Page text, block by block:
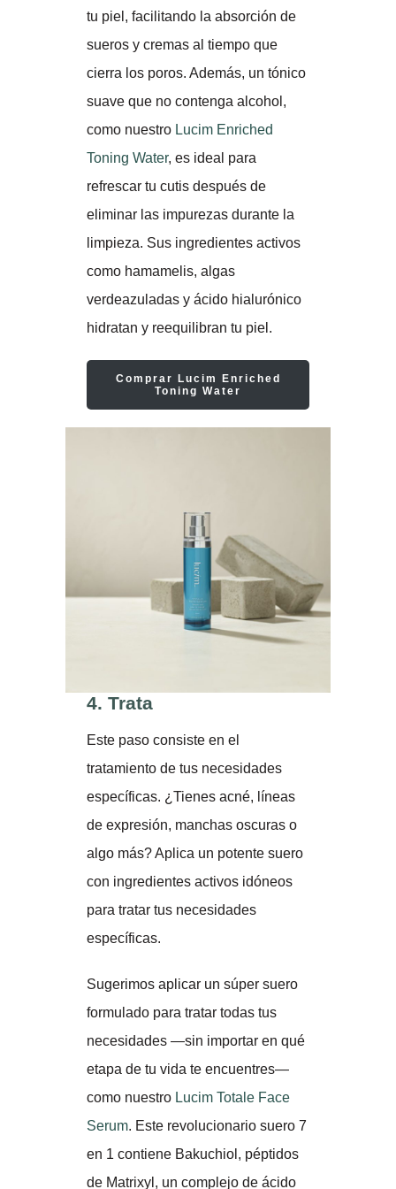
tu piel, facilitando la absorción de
sueros y cremas al tiempo que
cierra los poros. Además, un tónico
suave que no contenga alcohol,
como nuestro Lucim Enriched
Toning Water, es ideal para
refrescar tu cutis después de
eliminar las impurezas durante la
limpieza. Sus ingredientes activos
como hamamelis, algas
verdeazuladas y ácido hialurónico
hidratan y reequilibran tu piel.
Comprar Lucim Enriched
Toning Water
4. Trata
Este paso consiste en el
tratamiento de tus necesidades
específicas. ¿Tienes acné, líneas
de expresión, manchas oscuras o
algo más? Aplica un potente suero
con ingredientes activos idóneos
para tratar tus necesidades
específicas.
Sugerimos aplicar un súper suero
formulado para tratar todas tus
necesidades —sin importar en qué
etapa de tu vida te encuentres—
como nuestro Lucim Totale Face
Serum. Este revolucionario suero 7
en 1 contiene Bakuchiol, péptidos
de Matrixyl, un complejo de ácido